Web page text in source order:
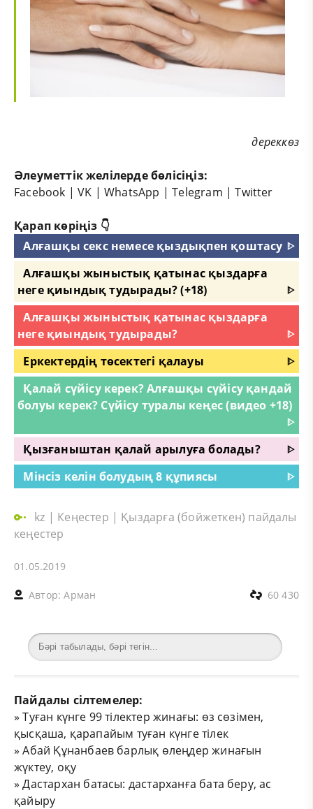
дереккөз
Әлеуметтік желілерде бөлісіңіз:
Facebook |VK |WhatsApp |Telegram |Twitter
Қарап көріңіз 👇
Алғашқы секс немесе қыздықпен қоштасу ᐈ
Алғашқы жыныстық қатынас қыздарға
неге қиындық тудырады? (+18)
ᐈ
Алғашқы жыныстық қатынас қыздарға
неге қиындық тудырады?
ᐈ
Еркектердің төсектегі қалауы
ᐈ
Қалай сүйісу керек? Алғашқы сүйісу қандай
болуы керек? Сүйісу туралы кеңес (видео +18)
ᐈ
Қызғаныштан қалай арылуға болады?
ᐈ
Мінсіз келін болудың 8 құпиясы
ᐈ
kz | Кеңестер | Қыздарға (бойжеткен) пайдалы
кеңестер
01.05.2019
Автор:Арман 60 430
Пайдалы сілтемелер:
»Туған күнге 99 тілектер жинағы: өз сөзімен,
қысқаша, қарапайым туған күнге тілек
»Абай Құнанбаев барлық өлеңдер жинағын
жүктеу, оқу
»Дастархан батасы: дастарханға бата беру, ас
қайыру